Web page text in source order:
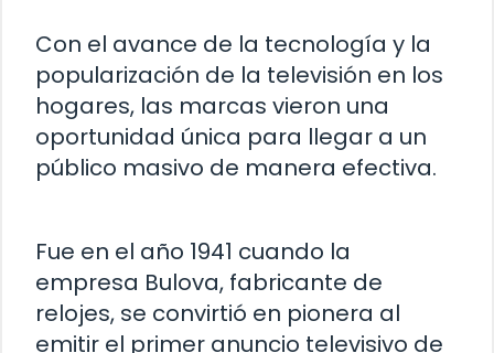
Con el avance de la tecnología y la
popularización de la televisión en los
hogares, las marcas vieron una
oportunidad única para llegar a un
público masivo de manera efectiva.
Fue en el año 1941 cuando la
empresa Bulova, fabricante de
relojes, se convirtió en pionera al
emitir el primer anuncio televisivo de